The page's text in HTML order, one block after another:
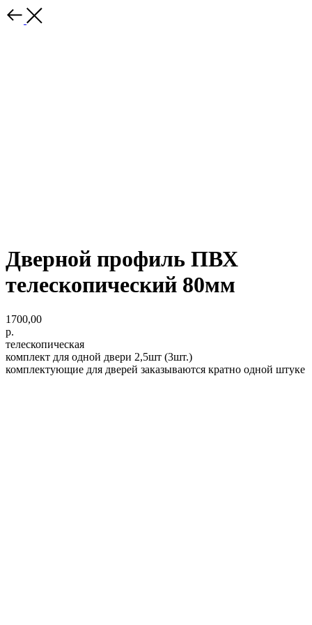
Дверной профиль ПВХ
телескопический 80мм
1700,00
р.
телескопическая
комплект для одной двери 2,5шт (3шт.)
комплектующие для дверей заказываются кратно одной штуке